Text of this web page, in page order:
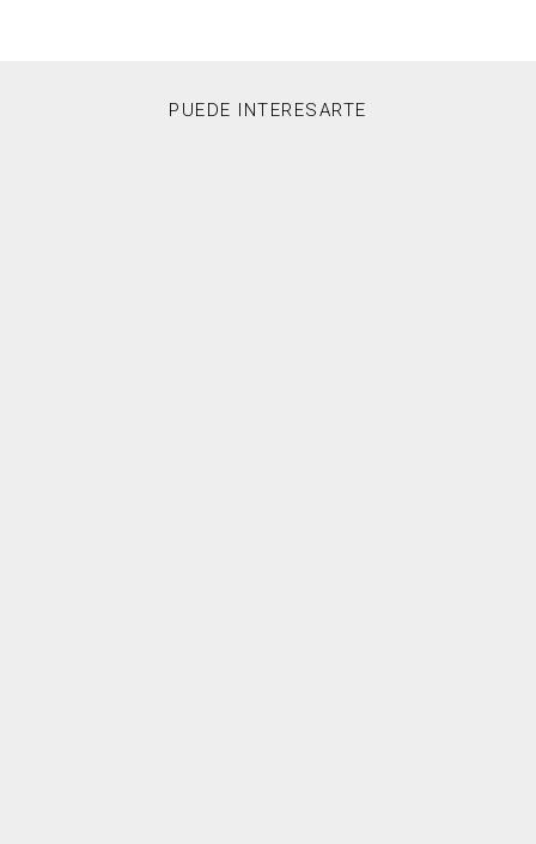
PUEDE INTERESARTE